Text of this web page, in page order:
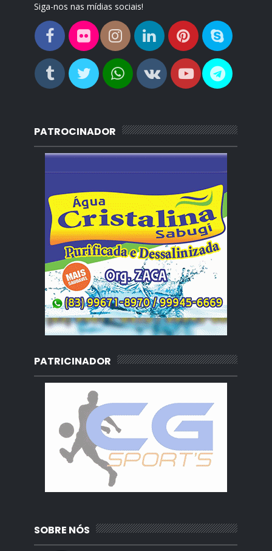
Siga-nos nas mídias sociais!
PATROCINADOR
PATRICINADOR
SOBRE NÓS